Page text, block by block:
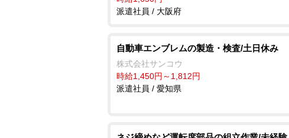
派遣社員 / 大阪府
自動車エンブレムの製造・検査/土日休み
株式会社サンコウ
時給1,450円～1,812円
派遣社員 / 愛知県